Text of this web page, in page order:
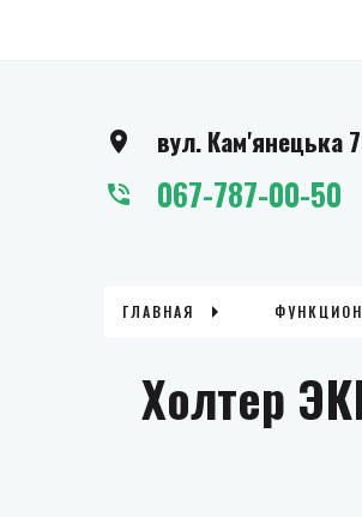
вул. Кам'янецька
067-787-00-50
ГЛАВНАЯ
Холтер